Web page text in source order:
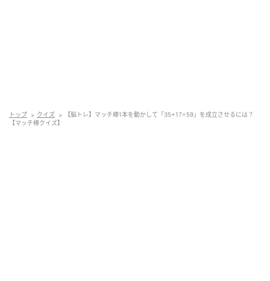
右辺の数字から1本動かす
トップ クイズ
【脳トレ】マッチ棒1本を動かして「35+17=59」を成立させるには？
【マッチ棒クイズ】